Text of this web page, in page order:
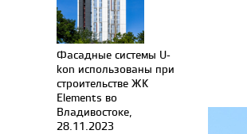
Фасадные системы U-
kon использованы при
строительстве ЖК
Elements во
Владивостоке,
28.11.2023